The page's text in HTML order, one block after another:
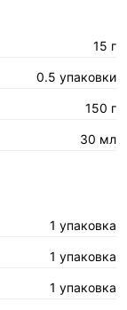
15 г
0.5 упаковки
150 г
30 мл
1 упаковка
1 упаковка
1 упаковка